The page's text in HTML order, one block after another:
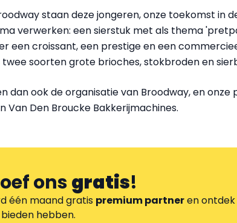
staan deze jongeren, onze toekomst in
verwerken: een sierstuk met als thema
een croissant, een prestige en een
twee soorten grote brioches, stokbroden en
dan ook de organisatie van Broodway, en
Van Den Broucke Bakkerijmachines.
onsgratis!
één maand gratis premium partneren ontdek
hebben.